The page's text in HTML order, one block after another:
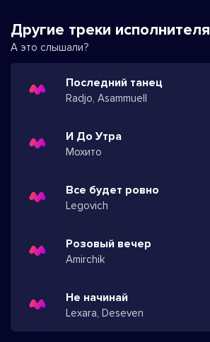
Другие треки исполнителя
А это слышали?
Последний танец
Radjo, Asammuell
И До Утра
Мохито
Все будет ровно
Legovich
Розовый вечер
Amirchik
Не начинай
Lexara, Deseven